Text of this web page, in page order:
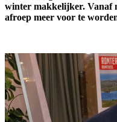
winter makkelijker. Vanaf
afroep meer voor te